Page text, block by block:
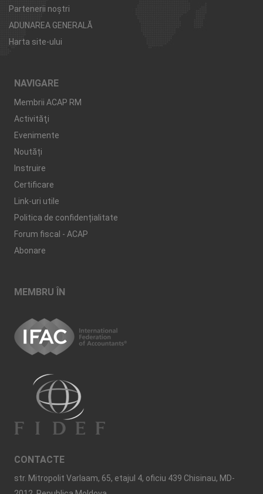
Partenerii noştri
ADUNAREA GENERALĂ
Harta site-ului
NAVIGARE
Membrii ACAP RM
Activităţi
Evenimente
Noutăți
Instruire
Certificare
Link-uri utile
Politica de confidențialitate
Forum fiscal - ACAP
Abonare
MEMBRU ÎN
CONTACTE
str. Mitropolit Varlaam, 65, etajul 4, oficiu 439 Chisinau, MD-